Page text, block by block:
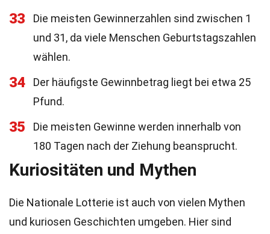
33
Die meisten Gewinnerzahlen sind zwischen 1
und 31, da viele Menschen Geburtstagszahlen
wählen.
34
Der häufigste Gewinnbetrag liegt bei etwa 25
Pfund.
35
Die meisten Gewinne werden innerhalb von
180 Tagen nach der Ziehung beansprucht.
Kuriositäten und Mythen
Die Nationale Lotterie ist auch von vielen Mythen
und kuriosen Geschichten umgeben. Hier sind